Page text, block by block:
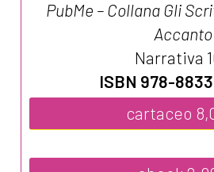
PubMe – Collana Gli
Accanto
Narrativa
ISBN 978-
cartaceo